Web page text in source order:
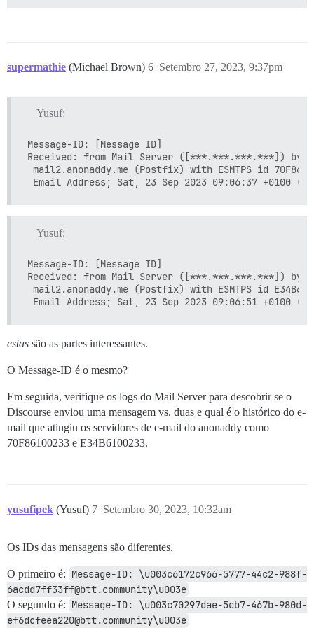
supermathie (Michael Brown) Setembro 27, 2023, 9:37pm
6
Yusuf:
Message-ID: [Message ID]
Received: from Mail Server ([***.***.***.***]) by
mail2.anonaddy.me (Postfix) with ESMTPS id
Yusuf:
Message-ID: [Message ID]
Received: from Mail Server ([***.***.***.***]) by
mail2.anonaddy.me (Postfix) with ESMTPS id
estas são as partes interessantes.
O Message-ID é o mesmo?
Em seguida, verifique os logs do Mail Server para descobrir se o
Discourse enviou uma mensagem vs. duas e qual é o histórico do e-
mail que atingiu os servidores de e-mail do anonaddy como
70F86100233 e E34B6100233.
yusufipek (Yusuf) Setembro 30, 2023, 10:32am
7
Os IDs das mensagens são diferentes.
O primeiro é: Message-ID: \u003c6172c966-5777-44c2-988f-
6acdd7ff33ff@btt.community\u003e
O segundo é: Message-ID: \u003c70297dae-5cb7-467b-980d-
ef6dcfeea220@btt.community\u003e